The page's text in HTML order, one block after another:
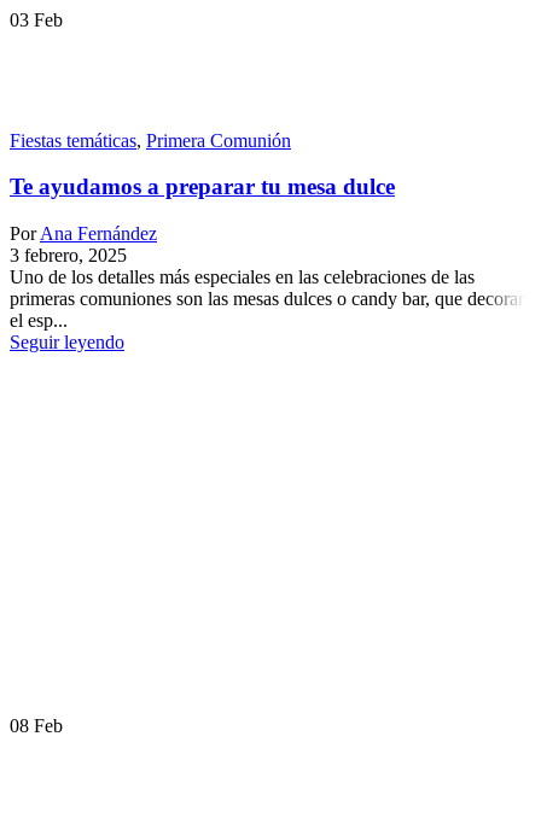
03 Feb
Fiestas temáticas, Primera Comunión
Te ayudamos a preparar tu mesa dulce
Por Ana Fernández
3 febrero, 2025
Uno de los detalles más especiales en las celebraciones de las
primeras comuniones son las mesas dulces o candy bar, que decoran
el esp...
Seguir leyendo
08 Feb